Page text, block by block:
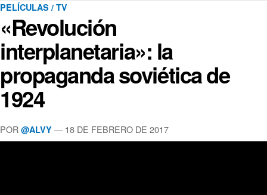
PELÍCULAS / TV
«Revolución
interplanetaria»: la
propaganda soviética de
1924
POR @ALVY — 18 DE FEBRERO DE 2017